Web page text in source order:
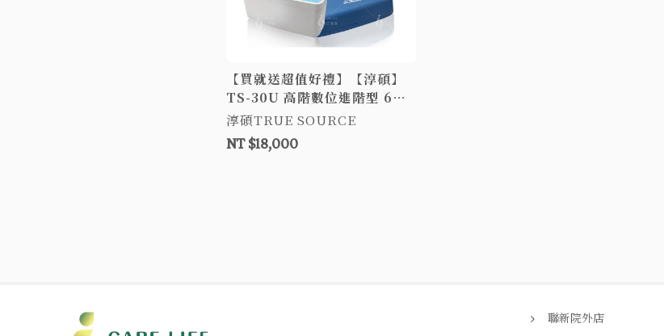
【買就送超值好禮】【淳碩】
TS-30U 高階數位進階型 6吋
三管純TPU雙層獨立氣室氣墊
床 醫療氣墊床 自動充氣墊 防
褥瘡氣墊床 褥瘡床墊 TS30U
淳碩TRUE SOURCE
NT $18,000
聯新院外店